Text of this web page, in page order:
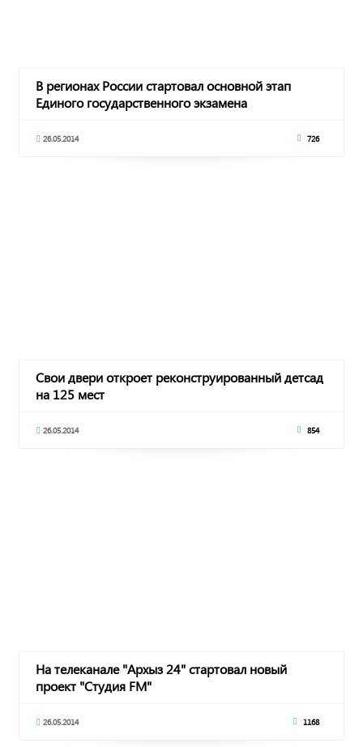
В регионах России стартовал основной этап
Единого государственного экзамена
26.05.2014 726
Свои двери откроет реконструированный детсад
на 125 мест
26.05.2014 854
На телеканале "Архыз 24" стартовал новый
проект "Студия FM"
26.05.2014 1168